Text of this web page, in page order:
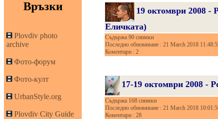
Връзки
Plovdiv photo
archive
Фото-форум
Фото-култ
UrbanStyle.org
Plovdiv City Guide
19 октомври 2008 -
Еличката)
Съдържа 90 снимки
Последно обновяване : 21 March 2018
Коментари : 2
17-19 октомври 2008 -
Съдържа 168 снимки
Последно обновяване : 21 March 2018
Коментари : 28